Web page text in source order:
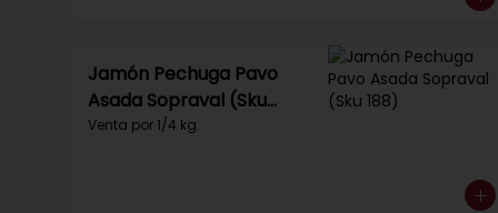
Jamón Pechuga Pavo
Asada Sopraval (Sku
188)
Venta por 1/4 kg.